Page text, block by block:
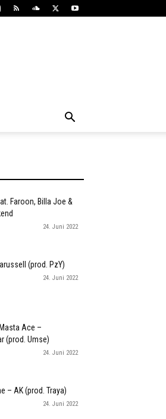
Faroon, Billa Joe &
24. Juni 2022
(prod. PzY)
24. Juni 2022
Ace –
(prod. Umse)
24. Juni 2022
– AK (prod. Traya)
24. Juni 2022